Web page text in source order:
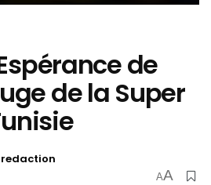
de
de la Super
AA